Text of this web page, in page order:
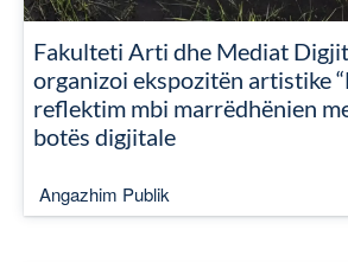
Fakulteti Arti dhe Mediat
organizoi ekspozitën artistike
reflektim mbi marrëdhënien
botës digjitale
Angazhim Publik